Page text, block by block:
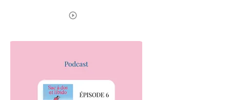
play_circle_outline